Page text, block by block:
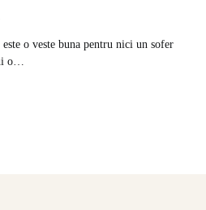
o veste buna pentru nici un sofer
o…